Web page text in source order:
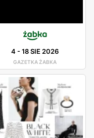
4 -18 SIE 2026
GAZETKA ŻABKA